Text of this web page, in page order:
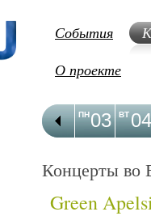
События
О проекте
03
ПН 04
ВТ
Концерты во
Green